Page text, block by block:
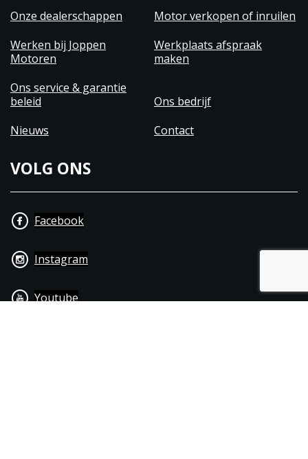
Onze dealerschappen
Motor verkopen of inruilen
Werken bij Joppen
Motoren
Werkplaats afspraak
maken
Ons service & garantie
beleid
Ons bedrijf
Nieuws
Contact
VOLG ONS
Facebook
Instagram
Youtube